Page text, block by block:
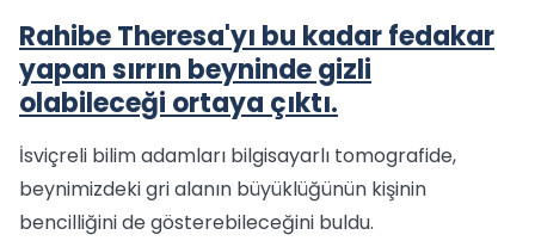
Rahibe Theresa'yı bu kadar fedakar
yapan sırrın beyninde gizli
olabileceği ortaya çıktı.
İsviçreli bilim adamları bilgisayarlı tomografide,
beynimizdeki gri alanın büyüklüğünün kişinin
bencilliğini de gösterebileceğini buldu.